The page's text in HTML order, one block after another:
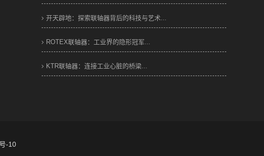
开天辟地：探索联轴器背后的科技与艺术...
ROTEX联轴器：工业界的隐形冠军...
KTR联轴器：连接工业心脏的桥梁...
-10